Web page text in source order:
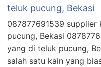
teluk pucung, Bekasi
087877691539
pucung, Bekasi
yang di teluk pucung,
salah satu kain yang